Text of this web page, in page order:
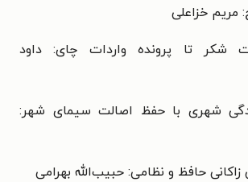
خزاعلی
شکر تا پرونده واردات چای: داود
شهری با حفظ اصالت سیمای شهر:
حافظ و نظامی: حبیب‌الله بهرامی